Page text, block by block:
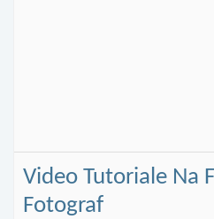
Video Tutoriale Na
Fotograf